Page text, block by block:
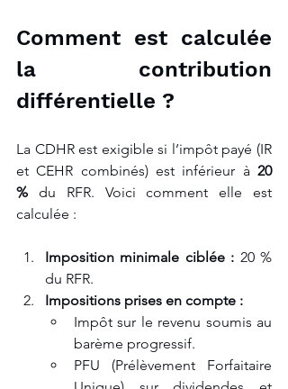
Comment est calculée
la contribution
différentielle ?
La CDHR est exigible si l’impôt payé (IR
et CEHR combinés) est inférieur à 20
% du RFR. Voici comment elle est
calculée :
Imposition minimale ciblée : 20 %
du RFR.
Impositions prises en compte :
Impôt sur le revenu soumis au
barème progressif.
PFU (Prélèvement Forfaitaire